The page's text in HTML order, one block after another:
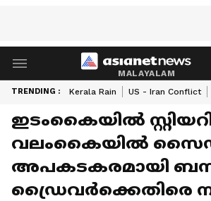
MALAYALAM
TRENDING : Kerala Rain US - Iran Conflict
ഇടംകൈയിൽ
വലംകൈയിൽ സൈഡ്
അപകടകരമായി ബസ്
ഡ്രൈവർക്കെതിരെ